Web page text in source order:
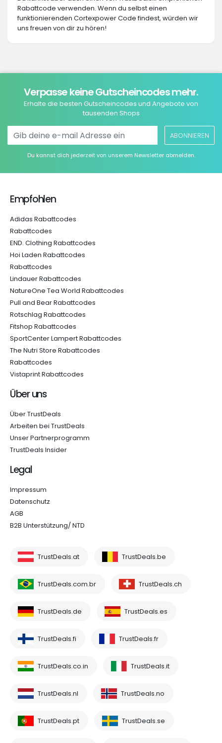
Rabattcode verwenden. Wenn du selbst einen
funktionierenden Cortexpower Code findest, würden wir
uns freuen von dir zu hören!
Verpasse keine Gutscheincodes mehr.
Erhalte die besten Gutscheincodes und Angebote von
tausenden Shops
ABONNIEREN
Du kannst dich jederzeit von unserem Newsletter abmelden.
Empfohlen
Adidas Rabattcodes
Rabattcodes
END. Clothing Rabattcodes
Hoi Laden Rabattcodes
Rabattcodes
Lindauer Rabattcodes
NatureOne Tea World Rabattcodes
Pull and Bear Rabattcodes
Rotschlag Rabattcodes
Fitshop Rabattcodes
SportCenter Lampert Rabattcodes
The Nutri Store Rabattcodes
Rabattcodes
Vistaprint Rabattcodes
Über uns
Über TrustDeals
Arbeiten bei TrustDeals
Unser Partnerprogramm
TrustDeals Insider
Legal
Impressum
Datenschutz
AGB
B2B Unterstützung/ NTD
TrustDeals.at TrustDeals.be
TrustDeals.com.br TrustDeals.ch
TrustDeals.de TrustDeals.es
TrustDeals.fi TrustDeals.fr
TrustDeals.co.in TrustDeals.it
TrustDeals.nl TrustDeals.no
TrustDeals.pt TrustDeals.se